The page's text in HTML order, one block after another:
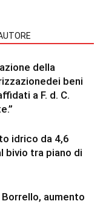
della
beni
a F. d. C.
idrico da 4,6
bivio tra piano di
Borrello, aumento